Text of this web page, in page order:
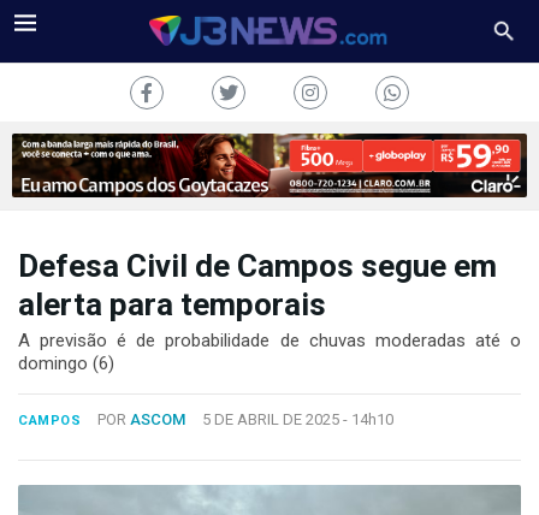
CONOSCO
Defesa Civil de Campos segue em
alerta para temporais
A previsão é de probabilidade de chuvas moderadas até o
domingo (6)
CAMPOS POR ASCOM 5 DE ABRIL DE 2025 - 14h10